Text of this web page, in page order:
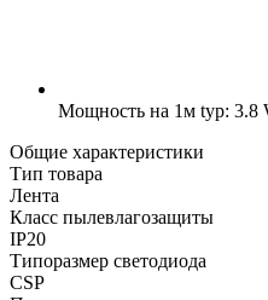
Мощность на 1м typ: 3.8
Общие характеристики
Тип товара
Лента
Класс пылевлагозащиты
IP20
Типоразмер светодиода
CSP